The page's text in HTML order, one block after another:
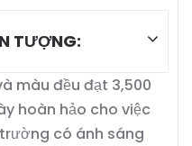
TƯỢNG:
màu đều đạt 3,500
hoàn hảo cho việc
có ánh sáng